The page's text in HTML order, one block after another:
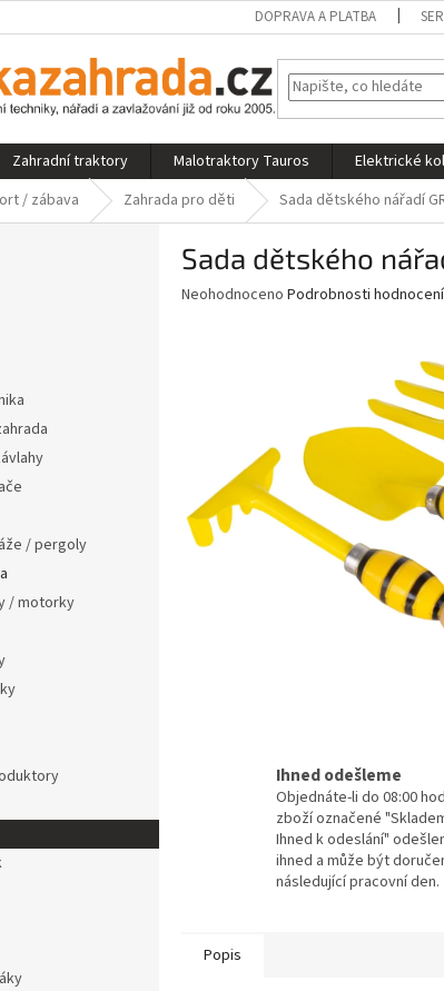
DOPRAVA A PLATBA
Zahradní traktory Malotraktory Tauros Elektrické
/ zábava Zahrada pro děti Sada dětského nářadí
/ pergoly
/ motorky
Sada dětského
Průměrné
Neohodnoceno Podrobnosti hodnocení
Ihned odešleme
Objednáte-li do 08:00
zboží označené
Ihned k odeslání"
ihned a může být
následující pracovní den.
Popis